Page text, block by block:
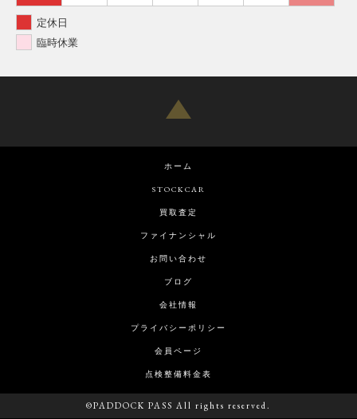
定休日
臨時休業
ホーム
STOCKCAR
買取査定
ファイナンシャル
お問い合わせ
ブログ
会社情報
プライバシーポリシー
会員ページ
点検整備料金表
©PADDOCK PASS All rights reserved.